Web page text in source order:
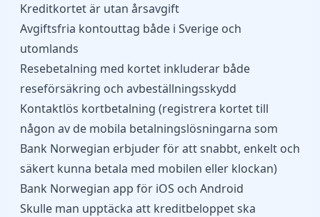
Kreditkortet är utan årsavgift
Avgiftsfria kontouttag både i Sverige och
utomlands
Resebetalning med kortet inkluderar både
reseförsäkring och avbeställningsskydd
Kontaktlös kortbetalning (registrera kortet till
någon av de mobila betalningslösningarna som
Bank Norwegian erbjuder för att snabbt, enkelt och
säkert kunna betala med mobilen eller klockan)
Bank Norwegian app för iOS och Android
Skulle man upptäcka att kreditbeloppet ska